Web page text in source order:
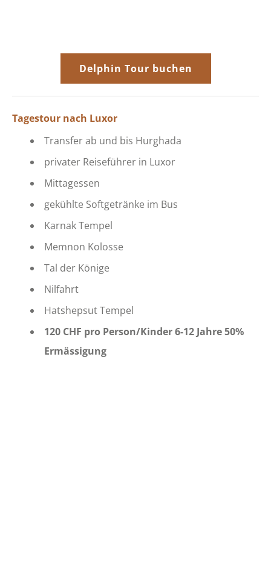
Delphin Tour buchen
Tagestour nach Luxor
Transfer ab und bis Hurghada
privater Reiseführer in Luxor
Mittagessen
gekühlte Softgetränke im Bus
Karnak Tempel
Memnon Kolosse
Tal der Könige
Nilfahrt
Hatshepsut Tempel
120 CHF pro Person/Kinder 6-12 Jahre 50%
Ermässigung